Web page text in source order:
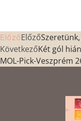
ElőzőElőző
KövetkezőKét gól
MOL-Pick-Veszprém